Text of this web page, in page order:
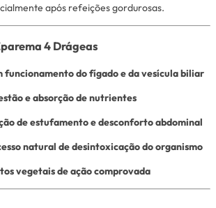
após refeições gordurosas.
4 Drágeas
funcionamento do fígado e da vesícula biliar
e absorção de nutrientes
de estufamento e desconforto abdominal
natural de desintoxicação do organismo
vegetais de ação comprovada